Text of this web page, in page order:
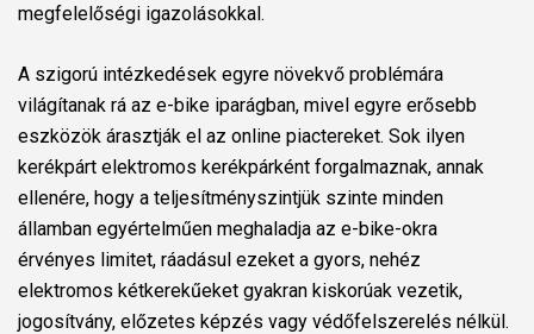
megfelelőségi igazolásokkal.
A szigorú intézkedések egyre növekvő problémára
világítanak rá az e-bike iparágban, mivel egyre erősebb
eszközök árasztják el az online piactereket. Sok ilyen
kerékpárt elektromos kerékpárként forgalmaznak, annak
ellenére, hogy a teljesítményszintjük szinte minden
államban egyértelműen meghaladja az e-bike-okra
érvényes limitet, ráadásul ezeket a gyors, nehéz
elektromos kétkerekűeket gyakran kiskorúak vezetik,
jogosítvány, előzetes képzés vagy védőfelszerelés nélkül.